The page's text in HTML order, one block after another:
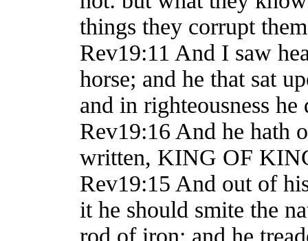
things they corrupt
Rev19:11 And I saw
horse; and he that sat
and in righteousness
Rev19:16 And he hath
written, KING OF
Rev19:15 And out of
it he should smite the
rod of iron: and he